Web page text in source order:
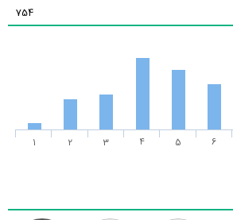
754
1 2 3 4 5 6